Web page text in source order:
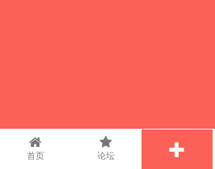
首页 论坛